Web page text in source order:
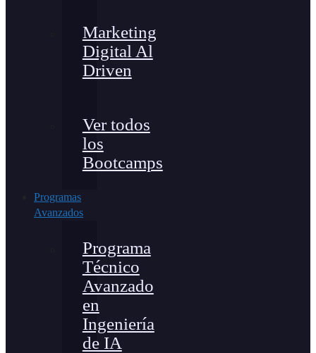
Marketing
Digital Al
Driven
Ver todos
los
Bootcamps
Programas
Avanzados
Programa
Técnico
Avanzado
en
Ingeniería
de IA